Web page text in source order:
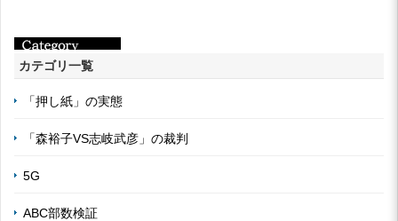
カテゴリ一覧
「押し紙」の実態
「森裕子VS志岐武彦」の裁判
5G
ABC部数検証